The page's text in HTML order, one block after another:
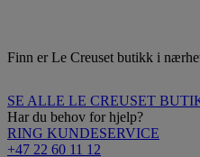
Finn er Le Creuset butikk i
SE ALLE LE CREUSET
Har du behov for hjelp?
RING KUNDESERVICE
+47 22 60 11 12